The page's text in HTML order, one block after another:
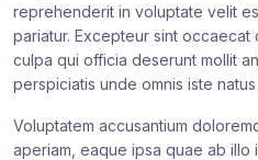
reprehenderit in voluptate velit
pariatur. Excepteur sint
culpa qui officia deserunt mollit
perspiciatis unde omnis iste
Voluptatem accusantium
aperiam, eaque ipsa quae ab illo